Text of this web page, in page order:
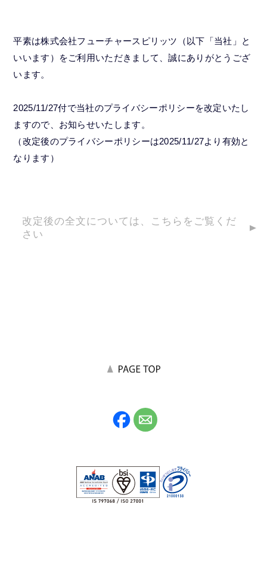
平素は株式会社フューチャースピリッツ（以下「当社」と
いいます）をご利用いただきまして、誠にありがとうござ
います。
2025/11/27付で当社のプライバシーポリシーを改定いたし
ますので、お知らせいたします。
（改定後のプライバシーポリシーは2025/11/27より有効と
なります）
改定後の全文については、こちらをご覧くだ
さい